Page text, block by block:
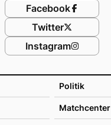
Politik
Matchcenter
Facebook
Twitter
Instagram